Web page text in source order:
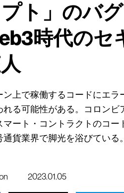
プト」のバ
時代のセ
ン上で稼働するコードにエラ
れる可能性がある。コロンビ
マート・コントラクトのコー
貨業界で脚光を浴びている。
2023.01.05